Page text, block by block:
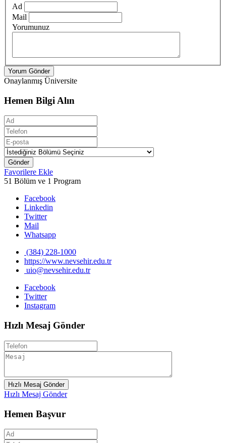
Ad
Mail
Yorumunuz
Yorum Gönder
Onaylanmış Üniversite
Hemen Bilgi Alın
Gönder
Favorilere Ekle
51 Bölüm ve 1 Program
Facebook
Linkedin
Twitter
Mail
Whatsapp
(384) 228-1000
https://www.nevsehir.edu.tr
uio@nevsehir.edu.tr
Facebook
Twitter
Instagram
Hızlı Mesaj Gönder
Hızlı Mesaj Gönder
Hızlı Mesaj Gönder
Hemen Başvur